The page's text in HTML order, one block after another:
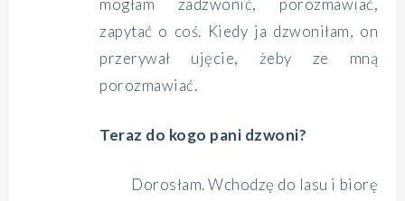
mogłam zadzwonić, porozmawiać,
zapytać o coś. Kiedy ja dzwoniłam, on
przerywał ujęcie, żeby ze mną
porozmawiać.
Teraz do kogo pani dzwoni?
Dorosłam. Wchodzę do lasu i biorę